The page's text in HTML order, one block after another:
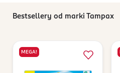
Bestsellery od marki Tampax
MEGA!